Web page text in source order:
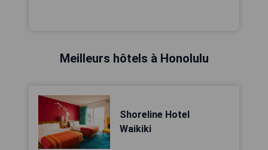
Meilleurs hôtels à Honolulu
Shoreline Hotel
Waikiki